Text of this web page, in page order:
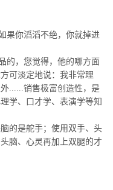
果你滔滔不绝，你就掉进
的，您觉得，他的哪方面
可淡定地说：我非常理
......销售极富创造性，是
学、口才学、表演学等知
的是舵手；使用双手、头
脑、心灵再加上双腿的才